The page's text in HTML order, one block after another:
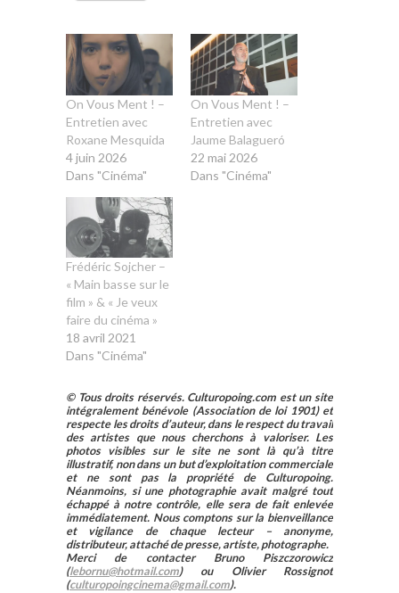
On Vous Ment ! –
Entretien avec
Roxane Mesquida
4 juin 2026
Dans "Cinéma"
On Vous Ment ! –
Entretien avec
Jaume Balagueró
22 mai 2026
Dans "Cinéma"
Frédéric Sojcher –
« Main basse sur le
film » & « Je veux
faire du cinéma »
18 avril 2021
Dans "Cinéma"
© Tous droits réservés. Culturopoing.com est un site
intégralement bénévole (Association de loi 1901) et
respecte les droits d’auteur, dans le respect du travail
des artistes que nous cherchons à valoriser. Les
photos visibles sur le site ne sont là qu’à titre
illustratif, non dans un but d’exploitation commerciale
et ne sont pas la propriété de Culturopoing.
Néanmoins, si une photographie avait malgré tout
échappé à notre contrôle, elle sera de fait enlevée
immédiatement. Nous comptons sur la bienveillance
et vigilance de chaque lecteur – anonyme,
distributeur, attaché de presse, artiste, photographe.
Merci de contacter Bruno Piszczorowicz
(lebornu@hotmail.com) ou Olivier Rossignot
(culturopoingcinema@gmail.com).